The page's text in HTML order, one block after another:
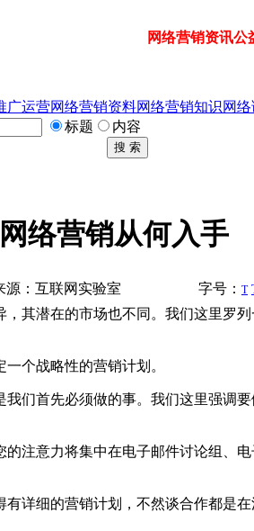
网络营销资讯公
广运营网络营销资料网络营销知识网
标题 内容
搜 索
络营销从何入手
：互联网实验室 字号： T
其潜在的市场也不同。我们这里罗
个战略性的营销计划。
们首先必须做的事。我们这里强调
注意力将集中在电子邮件讨论组、电
详细的营销计划，不然谈合作都是